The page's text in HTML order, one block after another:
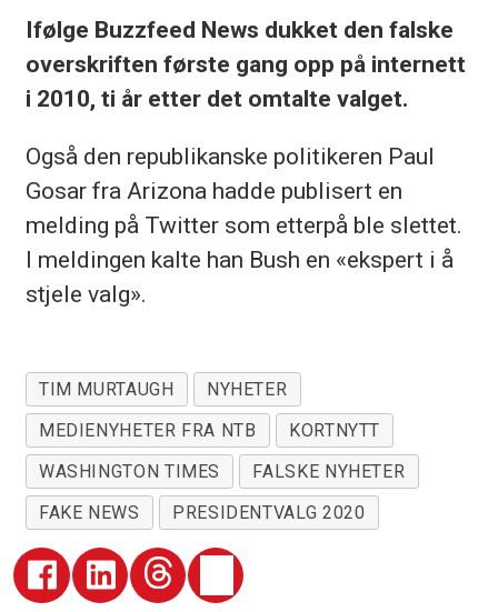
Ifølge Buzzfeed News dukket den falske
overskriften første gang opp på internett
i 2010, ti år etter det omtalte valget.
Også den republikanske politikeren Paul
Gosar fra Arizona hadde publisert en
melding på Twitter som etterpå ble slettet.
I meldingen kalte han Bush en «ekspert i å
stjele valg».
TIM MURTAUGH
NYHETER
MEDIENYHETER FRA NTB
KORTNYTT
WASHINGTON TIMES
FALSKE NYHETER
FAKE NEWS
PRESIDENTVALG 2020